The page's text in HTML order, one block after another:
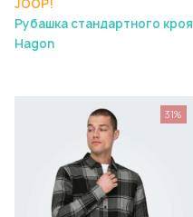
JOOP!
Рубашка стандартного кроя
Hagon
31%